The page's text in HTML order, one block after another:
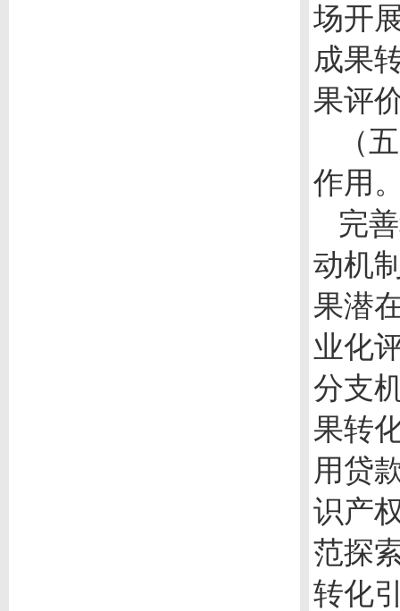
场开
成果
果评
（
作用
完
动机
果潜
业化
分支
果转
用贷
识产
范探
转化